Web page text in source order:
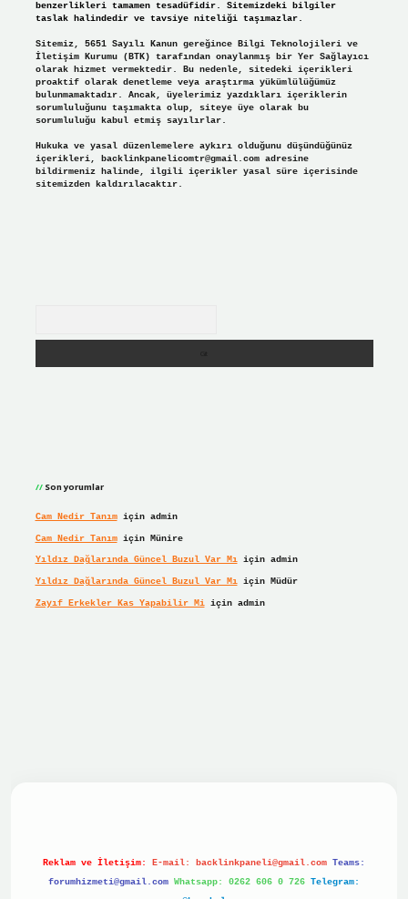
benzerlikleri tamamen tesadüfidir. Sitemizdeki bilgiler
taslak halindedir ve tavsiye niteliği taşımazlar.
Sitemiz, 5651 Sayılı Kanun gereğince Bilgi Teknolojileri ve
İletişim Kurumu (BTK) tarafından onaylanmış bir Yer Sağlayıcı
olarak hizmet vermektedir. Bu nedenle, sitedeki içerikleri
proaktif olarak denetleme veya araştırma yükümlülüğümüz
bulunmamaktadır. Ancak, üyelerimiz yazdıkları içeriklerin
sorumluluğunu taşımakta olup, siteye üye olarak bu
sorumluluğu kabul etmiş sayılırlar.
Hukuka ve yasal düzenlemelere aykırı olduğunu düşündüğünüz
içerikleri, backlinkpanelicomtr@gmail.comadresine
bildirmeniz halinde, ilgili içerikler yasal süre içerisinde
sitemizden kaldırılacaktır.
Son yorumlar
Cam Nedir Tanımiçin admin
Cam Nedir Tanımiçin Münire
Yıldız Dağlarında Güncel Buzul Var Mıiçin admin
Yıldız Dağlarında Güncel Buzul Var Mıiçin Müdür
Zayıf Erkekler Kas Yapabilir Miiçin admin
Reklam ve İletişim: E-mail: backlinkpaneli@gmail.com Teams:
forumhizmeti@gmail.com Whatsapp: 0262 606 0 726 Telegram: